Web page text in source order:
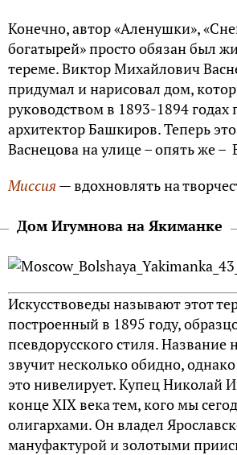
Конечно, автор «Аленушки»,
богатырей» просто обязан был
тереме. Виктор Михайлович
придумал и нарисовал дом,
руководством в 1893-1894 годах
архитектор Башкиров. Теперь
Васнецова на улице – опять же –
Миссия — вдохновлять на
Дом Игумнова на Якиманке
Искусствоведы называют этот
построенный в 1895 году,
псевдорусского стиля. Название
звучит несколько обидно, однако
это нивелирует. Купец Николай
конце XIX века тем, кого мы
олигархами. Он владел
мануфактурой и золотыми